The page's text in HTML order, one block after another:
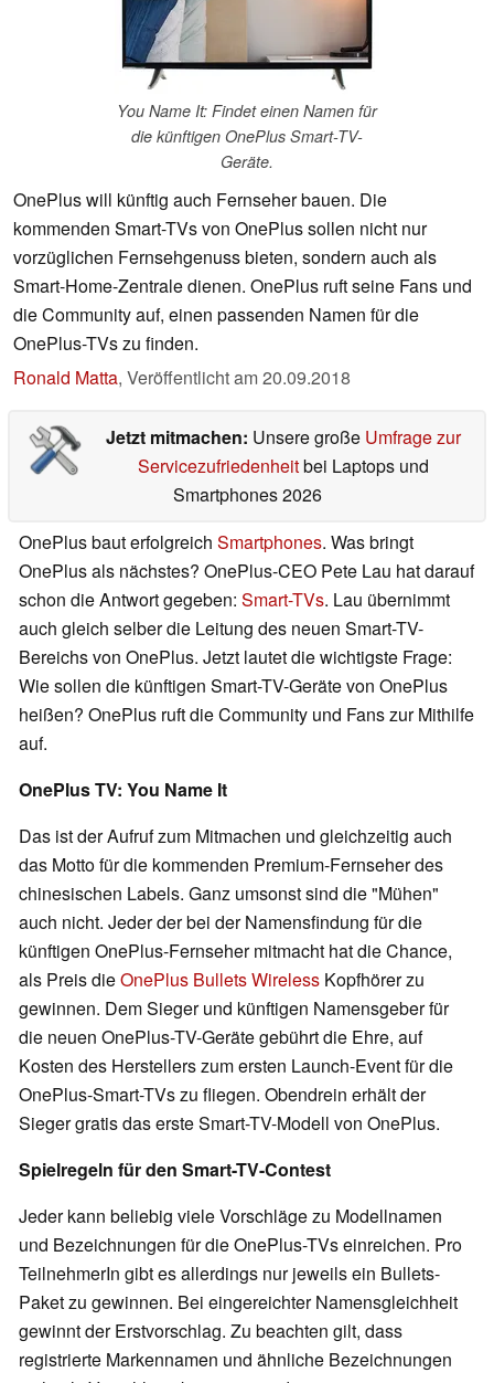
You Name It: Findet einen Namen für
die künftigen OnePlus Smart-TV-
Geräte.
OnePlus will künftig auch Fernseher bauen. Die
kommenden Smart-TVs von OnePlus sollen nicht nur
vorzüglichen Fernsehgenuss bieten, sondern auch als
Smart-Home-Zentrale dienen. OnePlus ruft seine Fans und
die Community auf, einen passenden Namen für die
OnePlus-TVs zu finden.
Ronald Matta, Veröffentlicht am20.09.2018
Jetzt mitmachen: Unsere große Umfrage zur
Servicezufriedenheitbei Laptops und
Smartphones 2026
OnePlus baut erfolgreich Smartphones. Was bringt
OnePlus als nächstes? OnePlus-CEO Pete Lau hat darauf
schon die Antwort gegeben: Smart-TVs. Lau übernimmt
auch gleich selber die Leitung des neuen Smart-TV-
Bereichs von OnePlus. Jetzt lautet die wichtigste Frage:
Wie sollen die künftigen Smart-TV-Geräte von OnePlus
heißen? OnePlus ruft die Community und Fans zur Mithilfe
auf.
OnePlus TV: You Name It
Das ist der Aufruf zum Mitmachen und gleichzeitig auch
das Motto für die kommenden Premium-Fernseher des
chinesischen Labels. Ganz umsonst sind die "Mühen"
auch nicht. Jeder der bei der Namensfindung für die
künftigen OnePlus-Fernseher mitmacht hat die Chance,
als Preis dieOnePlus Bullets Wireless Kopfhörer zu
gewinnen. Dem Sieger und künftigen Namensgeber für
die neuen OnePlus-TV-Geräte gebührt die Ehre, auf
Kosten des Herstellers zum ersten Launch-Event für die
OnePlus-Smart-TVs zu fliegen. Obendrein erhält der
Sieger gratis das erste Smart-TV-Modell von OnePlus.
Spielregeln für den Smart-TV-Contest
Jeder kann beliebig viele Vorschläge zu Modellnamen
und Bezeichnungen für die OnePlus-TVs einreichen. Pro
TeilnehmerIn gibt es allerdings nur jeweils ein Bullets-
Paket zu gewinnen. Bei eingereichter Namensgleichheit
gewinnt der Erstvorschlag. Zu beachten gilt, dass
registrierte Markennamen und ähnliche Bezeichnungen